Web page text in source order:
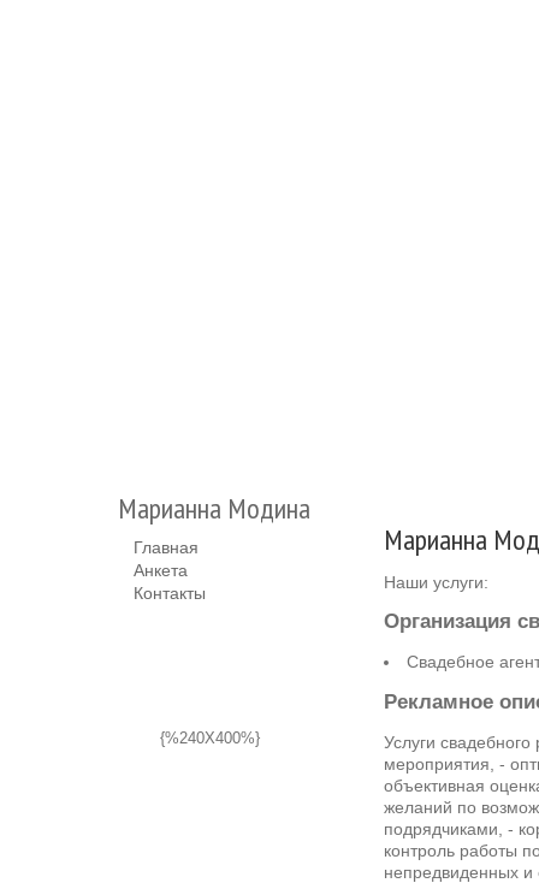
Марианна Модина
Главная
Анкета
Контакты
{%240X400%}
Марианна
Наши услуги:
Организация
Свадебное
Рекламное
Услуги
мероприятия, -
объективная
желаний по
подрядчиками, -
контроль работы
непредвиденных и